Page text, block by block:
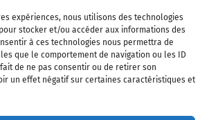
expériences, nous utilisons des technologies
stocker et/ou accéder aux informations des
à ces technologies nous permettra de
que le comportement de navigation ou les ID
de ne pas consentir ou de retirer son
un effet négatif sur certaines caractéristiques et
? Nous contacter
Partenaires
CGV Politique de confidentialité Cookies